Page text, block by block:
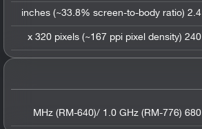
2.4 inches (~33.8% screen-to-body ratio)
240 x 320 pixels (~167 ppi pixel density)
680 MHz (RM-640)/ 1.0 GHz (RM-776)